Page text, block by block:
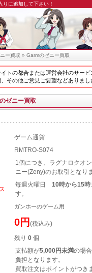
りに追加して下さい！
ー買取 » Garmのゼニー買取
トの都合または運営会社のサー
その他ご意見ご要望などありま
ゼニー買取
ゲーム通貨
RMTRO-S074
1個につき、ラグナロクオ
ニー(Zeny)のお取引となり
毎週火曜日 10時から15時
す。
ガンホーのゲーム用
0円 (税込み)
残り 0 個
支払額が5,000円未満の場
負担となります。
買取注文はポイントがつき